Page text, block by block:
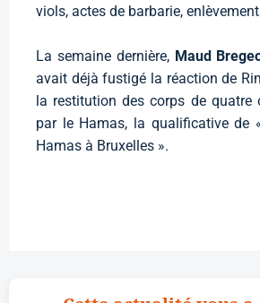
viols, actes de barbarie,
La semaine dernière, Maud
avait déjà fustigé la réaction de
la restitution des corps de quatre
par le Hamas, la qualificative de
Hamas à Bruxelles ».